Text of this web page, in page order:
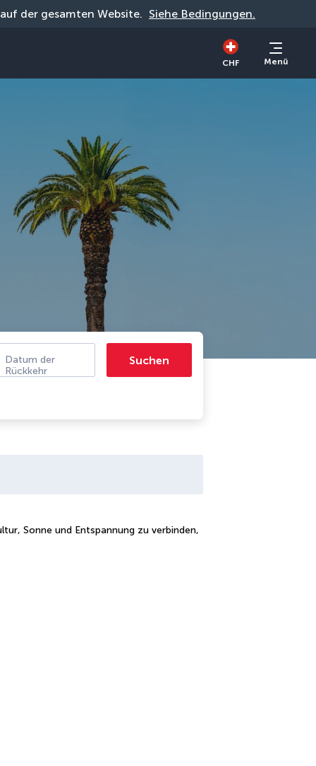
der gesamten Website. Siehe Bedingungen.
CHF Menü
Datum der
Rückkehr
Suchen
Sonne und Entspannung zu verbinden,